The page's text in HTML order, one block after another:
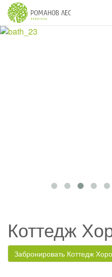
Коттедж
Забронировать Коттедж